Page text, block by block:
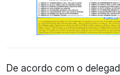
De acordo com o